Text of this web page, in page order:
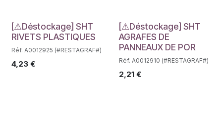
Déstockage
[⚠Déstockage] SHT
RIVETS PLASTIQUES
Réf. A0012925 (#RESTAGRAF#)
4,23 €
Déstockage
[⚠Déstockage] SHT
AGRAFES DE
PANNEAUX DE POR
Réf. A0012910 (#RESTAGRAF#)
2,21€